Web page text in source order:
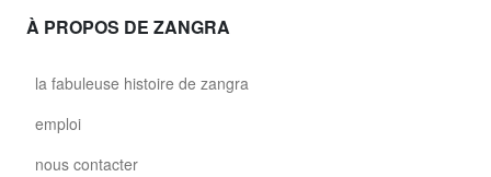
À PROPOS DE ZANGRA
la fabuleuse histoire de zangra
emploi
nous contacter